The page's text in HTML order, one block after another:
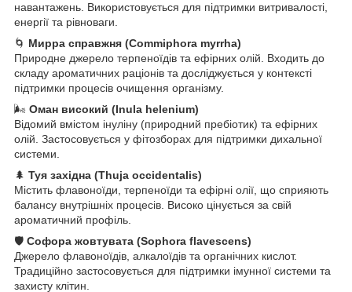
навантажень. Використовується для підтримки витривалості,
енергії та рівноваги.
🌀 Мирра справжня (Commiphora myrrha)
Природне джерело терпеноїдів та ефірних олій. Входить до
складу ароматичних раціонів та досліджується у контексті
підтримки процесів очищення організму.
🌬️ Оман високий (Inula helenium)
Відомий вмістом інуліну (природний пребіотик) та ефірних
олій. Застосовується у фітозборах для підтримки дихальної
системи.
🌲 Туя західна (Thuja occidentalis)
Містить флавоноїди, терпеноїди та ефірні олії, що сприяють
балансу внутрішніх процесів. Високо цінується за свій
ароматичний профіль.
🛡️ Софора жовтувата (Sophora flavescens)
Джерело флавоноїдів, алкалоїдів та органічних кислот.
Традиційно застосовується для підтримки імунної системи та
захисту клітин.